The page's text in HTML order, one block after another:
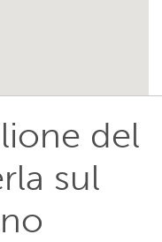
del
sul